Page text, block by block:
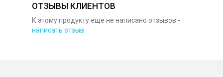
ОТЗЫВЫ КЛИЕНТОВ
К этому продукту еще не написано отзывов -
написать отзыв